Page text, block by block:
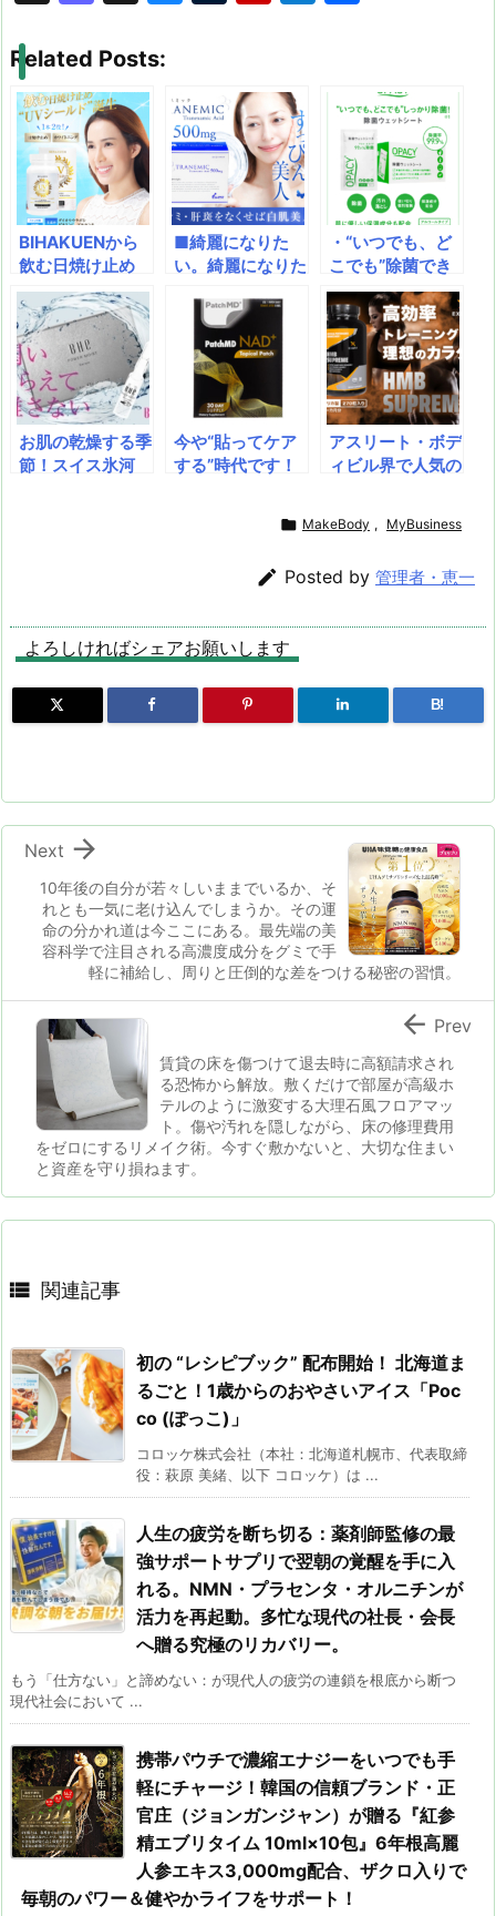
e
a
d
s
st
o
d
o
n
s
k
y
bl
r
o
ar
d
dr
p.
io
Related Posts:
BIHAKUENから
飲む日焼け止め
「UVシールド」
が出てる！一歩上
を行く飲む日焼け
止め！紫外線防止
と美白を同時に実
現！
■綺麗になりた
い。綺麗になりた
の原因メラニンを
抑制♪あのトラン
シーノと同成分ト
ラネキサム酸を配
合しています。
・“いつでも、ど
こでも”除菌でき
る！・肌にもとっ
てもやさしい！・
衛生面にも配慮！
身のまわりのも
の、なんでも除
菌！衛生的な使い
切りタイプ
お肌の乾燥する季
節！スイス氷河
ケア用のセラムで
す。
今や“貼ってケア
する”時代です！
24種！！なにか
の体調管理。
アスリート・ボデ
ィビル界で人気の
ト。HMBスプリ
魅せる体作りをサ
スプリーム（Exa
 MakeBody , MyBusiness
 Posted by 管理者・恵一
よろしければシェアお願いします
B!
10年後の自分が若々しいままでいるか、そ
れとも一気に老け込んでしまうか。その運
命の分かれ道は今ここにある。最先端の美
容科学で注目される高濃度成分をグミで手
軽に補給し、周りと圧倒的な差をつける秘密の習慣。

Next
賃貸の床を傷つけて退去時に高額請求され
る恐怖から解放。敷くだけで部屋が高級ホ
テルのように激変する大理石風フロアマッ
ト。傷や汚れを隠しながら、床の修理費用
をゼロにするリメイク術。今すぐ敷かないと、大切な住まい
と資産を守り損ねます。
 Prev
 関連記事
初の “レシピブック” 配布開始！ 北海道ま
るごと！1歳からのおやさいアイス「Poc
co (ぽっこ)」
コロッケ株式会社（本社：北海道札幌市、代表取締
役：萩原 美緒、以下 コロッケ）は ...
人生の疲労を断ち切る：薬剤師監修の最
強サポートサプリで翌朝の覚醒を手に入
れる。NMN・プラセンタ・オルニチンが
活力を再起動。多忙な現代の社長・会長
へ贈る究極のリカバリー。
もう「仕方ない」と諦めない：が現代人の疲労の連鎖を根底から断つ
現代社会において ...
携帯パウチで濃縮エナジーをいつでも手
軽にチャージ！韓国の信頼ブランド・正
官庄（ジョンガンジャン）が贈る『紅参
精エブリタイム 10ml×10包』6年根高麗
人参エキス3,000mg配合、ザクロ入りで
毎朝のパワー＆健やかライフをサポート！